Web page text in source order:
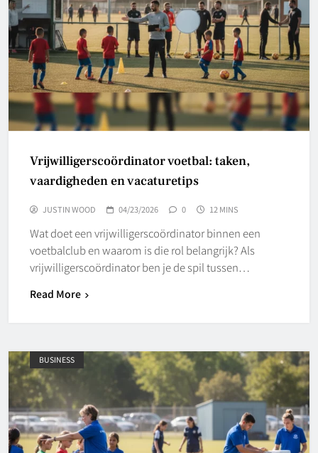
Vrijwilligerscoördinator voetbal: taken,
vaardigheden en vacaturetips
JUSTIN WOOD 04/23/2026 0 12 MINS
Wat doet een vrijwilligerscoördinator binnen een
voetbalclub en waarom is die rol belangrijk? Als
vrijwilligerscoördinator ben je de spil tussen…
Read More
BUSINESS